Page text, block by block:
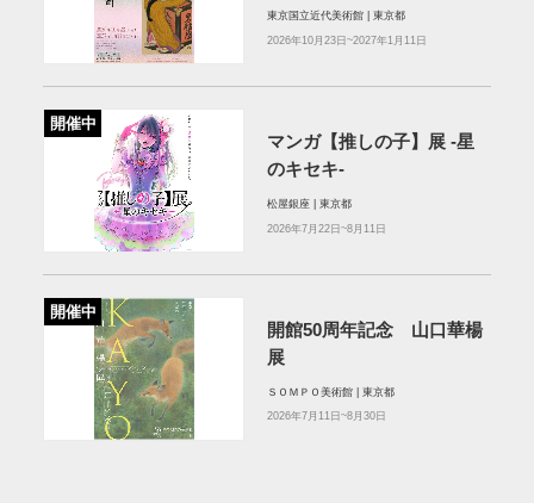
東京国立近代美術館 | 東京都
2026年10月23日~2027年1月11日
開催中
マンガ【推しの子】展 -星
のキセキ-
松屋銀座 | 東京都
2026年7月22日~8月11日
開催中
開館50周年記念 山口華楊
展
ＳＯＭＰＯ美術館 | 東京都
2026年7月11日~8月30日